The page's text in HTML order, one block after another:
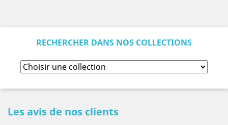
RECHERCHER DANS NOS COLLECTIONS
Les avis de nos clients